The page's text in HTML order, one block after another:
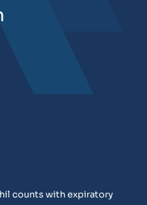
counts with expiratory